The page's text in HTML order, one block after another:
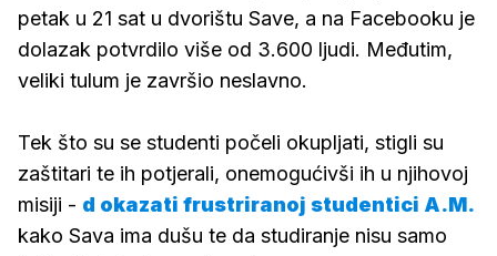
petak u 21 sat u dvorištu Save, a na Facebooku je
dolazak potvrdilo više od 3.600 ljudi. Međutim,
veliki tulum je završio neslavno.
Tek što su se studenti počeli okupljati, stigli su
zaštitari te ih potjerali, onemogućivši ih u njihovoj
misiji - d okazati frustriranoj studentici A.M.
kako Sava ima dušu te da studiranje nisu samo